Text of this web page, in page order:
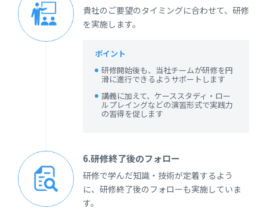
貴社のご要望のタイミングに合わせて、研修
を実施します。
ポイント
研修開始後も、当社チームが研修を円
滑に進行できるようサポートします
講義に加えて、ケーススタディ・ロー
ルプレイングなどの演習形式で実践力
の習得を促します
6.研修終了後のフォロー
研修で学んだ知識・技術が定着するよう
に、研修終了後のフォローも実施していま
す。